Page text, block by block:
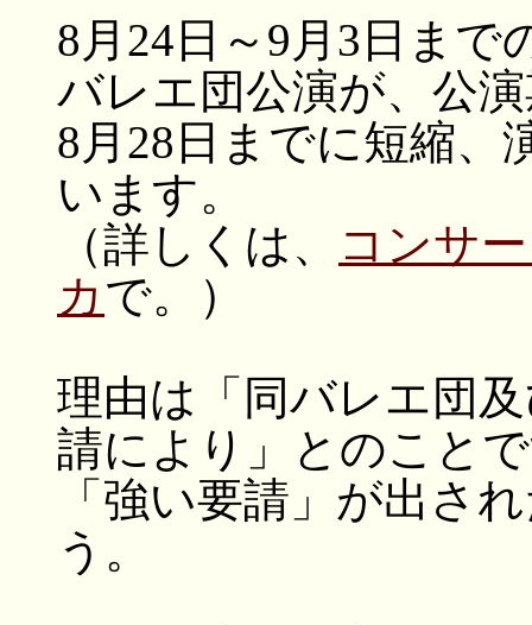
8月24日～9月3日まで
バレエ団公演が、公
8月28日までに短縮、
います。
（詳しくは、
コンサ
カ で。）
理由は「同バレエ団
請により」とのこと
「強い要請」が出さ
う。